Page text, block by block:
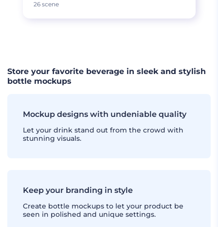
26 scene
Store your favorite beverage in sleek and stylish
bottle mockups
Mockup designs with undeniable quality
Let your drink stand out from the crowd with
stunning visuals.
Keep your branding in style
Create bottle mockups to let your product be
seen in polished and unique settings.